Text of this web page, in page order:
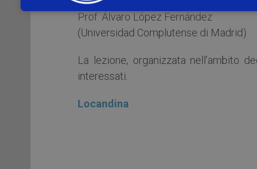
Prof. Álvaro López Fernández
(Universidad Complutense di Madrid)
La lezione, organizzata nell’ambito
interessati.
Locandina